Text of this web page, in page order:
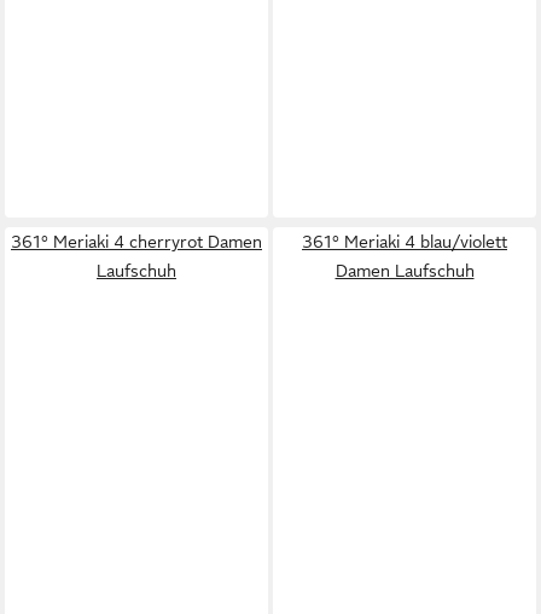
361° Meriaki 4 cherryrot Damen
Laufschuh
361° Meriaki 4 blau/violett
Damen Laufschuh